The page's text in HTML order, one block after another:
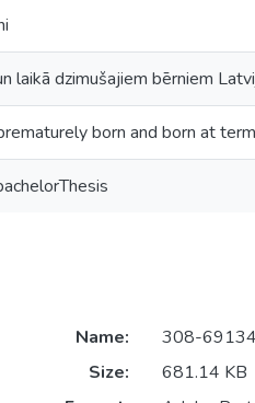
laikā dzimušajiem bērniem
born and born at
Name:
308-
Size:
681.14 KB